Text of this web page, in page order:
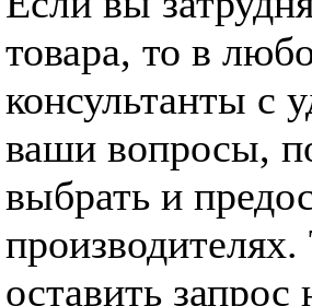
товара, то в
консультанты с
ваши вопросы,
выбрать и
оставить